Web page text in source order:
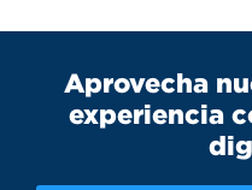
Aprovecha
experiencia